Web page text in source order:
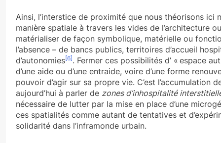
Ainsi, l’interstice de proximité que nous théorisons ici
manière spatiale à travers les vides de l’architecture
matérialiser de façon symbolique, matérielle ou
l’absence – de bancs publics, territoires d’accueil
d’autonomies[6] . Fermer ces possibilités d’ « espace
d’une aide ou d’une entraide, voire d’une forme
pouvoir d’agir sur sa propre vie. C’est l’accumulation
aujourd’hui à parler de zones d’inhospitalité
nécessaire de lutter par la mise en place d’une
ces spatialités comme autant de tentatives et
solidarité dans l’inframonde urbain.